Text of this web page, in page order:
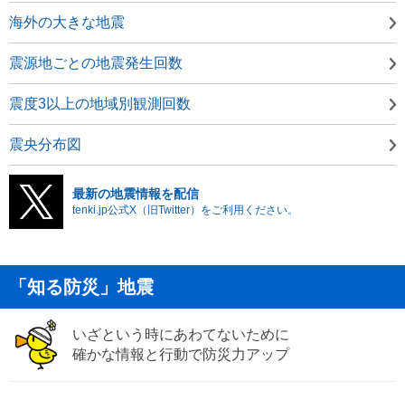
海外の大きな地震
震源地ごとの地震発生回数
震度3以上の地域別観測回数
震央分布図
最新の地震情報を配信
tenki.jp公式X（旧Twitter）をご利用ください。
「知る防災」地震
いざという時にあわてないために
確かな情報と行動で防災力アップ